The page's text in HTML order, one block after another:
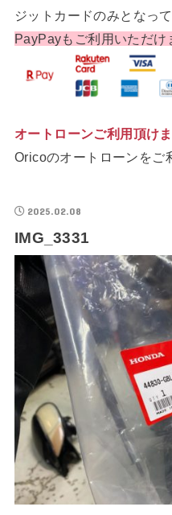
ジットカードのみとなって
PayPayもご利用いただけ
オートローンご利用頂け
Oricoのオートローンをご
2025.02.08
IMG_3331